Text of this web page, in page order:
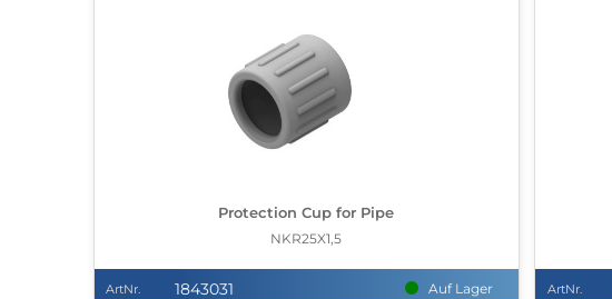
Protection Cup for Pipe
NKR25X1,5
ArtNr. 1843031 Auf Lager ArtNr.